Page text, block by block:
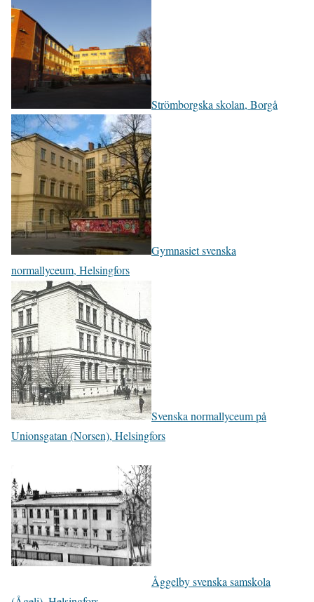
Strömborgska skolan, Borgå
Gymnasiet svenska
normallyceum, Helsingfors
Svenska normallyceum på
Unionsgatan (Norsen), Helsingfors
Åggelby svenska samskola